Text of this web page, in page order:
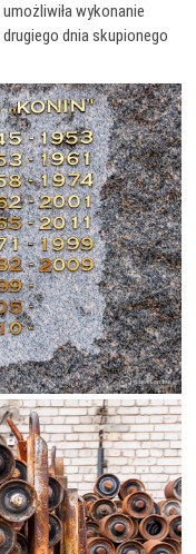
wykonanie
dnia skupionego